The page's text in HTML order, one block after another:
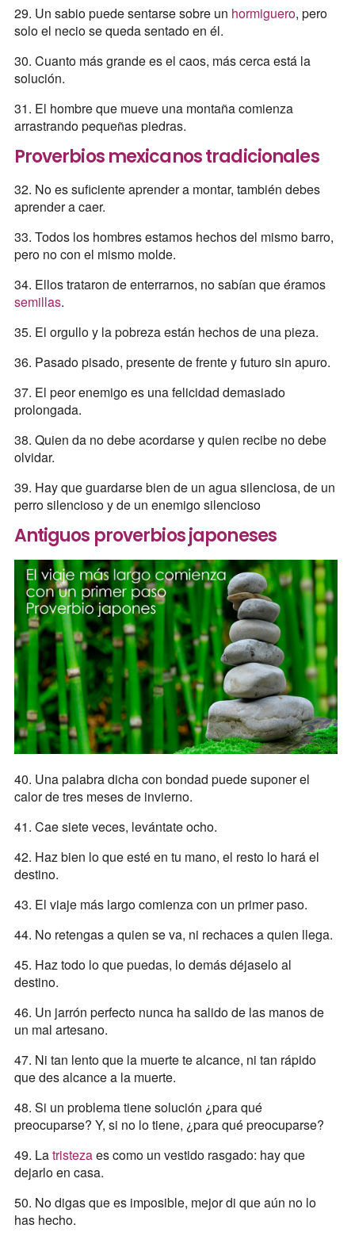
29. Un sabio puede sentarse sobre un hormiguero, pero
solo el necio se queda sentado en él.
30. Cuanto más grande es el caos, más cerca está la
solución.
31. El hombre que mueve una montaña comienza
arrastrando pequeñas piedras.
Proverbios mexicanos tradicionales
32. No es suficiente aprender a montar, también debes
aprender a caer.
33. Todos los hombres estamos hechos del mismo barro,
pero no con el mismo molde.
34. Ellos trataron de enterrarnos, no sabían que éramos
semillas.
35. El orgullo y la pobreza están hechos de una pieza.
36. Pasado pisado, presente de frente y futuro sin apuro.
37. El peor enemigo es una felicidad demasiado
prolongada.
38. Quien da no debe acordarse y quien recibe no debe
olvidar.
39. Hay que guardarse bien de un agua silenciosa, de un
perro silencioso y de un enemigo silencioso
Antiguos proverbios japoneses
40. Una palabra dicha con bondad puede suponer el
calor de tres meses de invierno.
41. Cae siete veces, levántate ocho.
42. Haz bien lo que esté en tu mano, el resto lo hará el
destino.
43. El viaje más largo comienza con un primer paso.
44. No retengas a quien se va, ni rechaces a quien llega.
45. Haz todo lo que puedas, lo demás déjaselo al
destino.
46. Un jarrón perfecto nunca ha salido de las manos de
un mal artesano.
47. Ni tan lento que la muerte te alcance, ni tan rápido
que des alcance a la muerte.
48. Si un problema tiene solución ¿para qué
preocuparse? Y, si no lo tiene, ¿para qué preocuparse?
49. Latristezaes como un vestido rasgado: hay que
dejarlo en casa.
50. No digas que es imposible, mejor di que aún no lo
has hecho.